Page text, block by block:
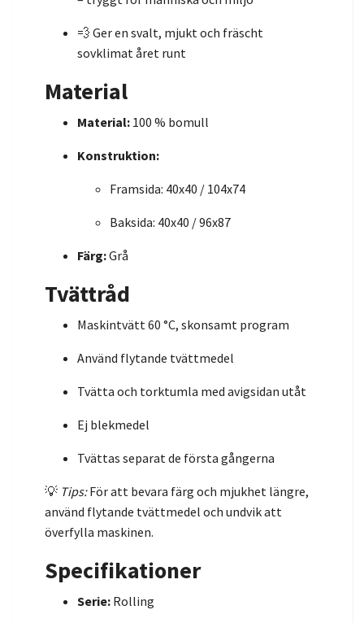
💨 Ger en svalt, mjukt och fräscht
sovklimat året runt
Material
Material: 100 % bomull
Konstruktion:
Framsida: 40x40 / 104x74
Baksida: 40x40 / 96x87
Färg:Grå
Tvättråd
Maskintvätt 60 °C, skonsamt program
Använd flytande tvättmedel
Tvätta och torktumla med avigsidan utåt
Ej blekmedel
Tvättas separat de första gångerna
💡 Tips:För att bevara färg och mjukhet längre,
använd flytande tvättmedel och undvik att
överfylla maskinen.
Specifikationer
Serie: Rolling